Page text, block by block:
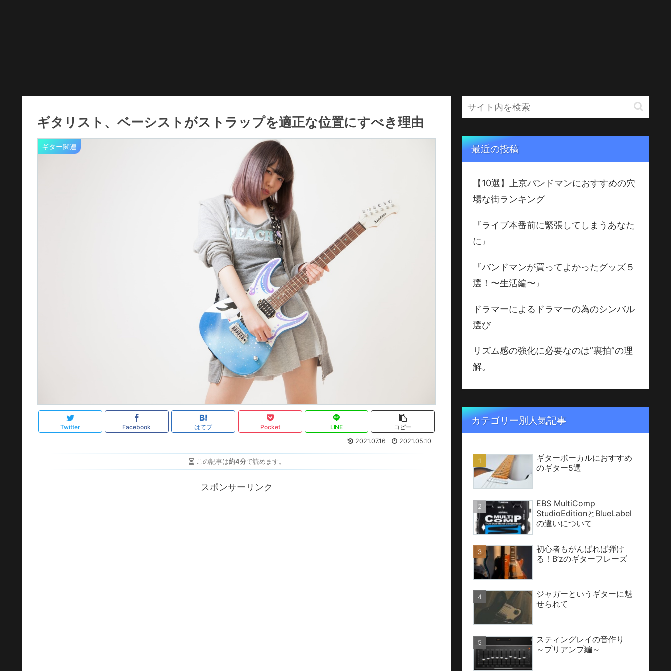
ギタリスト、ベーシストがストラップを適正な位置にすべき理由
ギター関連
Twitter Facebook はてブ Pocket LINE
コピー
2021.07.16
2021.05.10
この記事は約4分で読めます。
スポンサーリンク
最近の投稿
【10選】上京バンドマンにおすすめの穴
場な街ランキング
『ライブ本番前に緊張してしまうあなた
に』
『バンドマンが買ってよかったグッズ５
選！〜生活編〜』
ドラマーによるドラマーの為のシンバル
選び
リズム感の強化に必要なのは”裏拍”の理
解。
カテゴリー別人気記事
ギターボーカルにおすすめ
のギター5選
EBS MultiComp
StudioEditionとBlueLabel
の違いについて
初心者もがんばれば弾け
る！B’zのギターフレーズ
ジャガーというギターに魅
せられて
スティングレイの音作り
～プリアンプ編～